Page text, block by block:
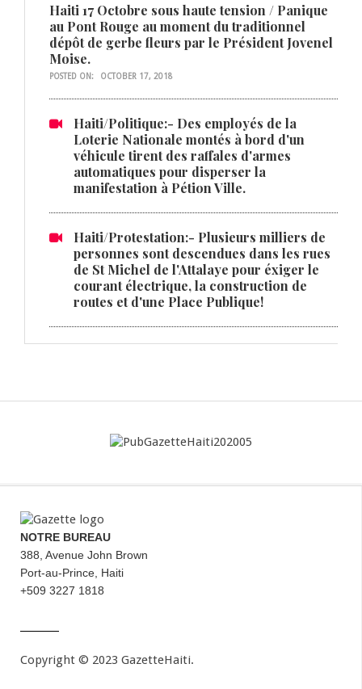
Haiti 17 Octobre sous haute tension / Panique
au Pont Rouge au moment du traditionnel
dépôt de gerbe fleurs par le Président Jovenel
Moise.
POSTED ON: OCTOBER 17, 2018
Haiti/Politique:- Des employés de la
Loterie Nationale montés à bord d'un
véhicule tirent des raffales d'armes
automatiques pour disperser la
manifestation à Pétion Ville.
Haiti/Protestation:- Plusieurs milliers de
personnes sont descendues dans les rues
de St Michel de l'Attalaye pour éxiger le
courant électrique, la construction de
routes et d'une Place Publique!
NOTRE BUREAU
388, Avenue John Brown
Port-au-Prince, Haiti
+509 3227 1818
Copyright © 2023 GazetteHaiti.